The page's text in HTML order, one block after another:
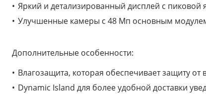
Яркий и детализированный дисплей с пиковой
Улучшенные камеры с 48 Мп основным
Дополнительные особенности:
Влагозащита, которая обеспечивает защиту
Dynamic Island для более удобной доставки